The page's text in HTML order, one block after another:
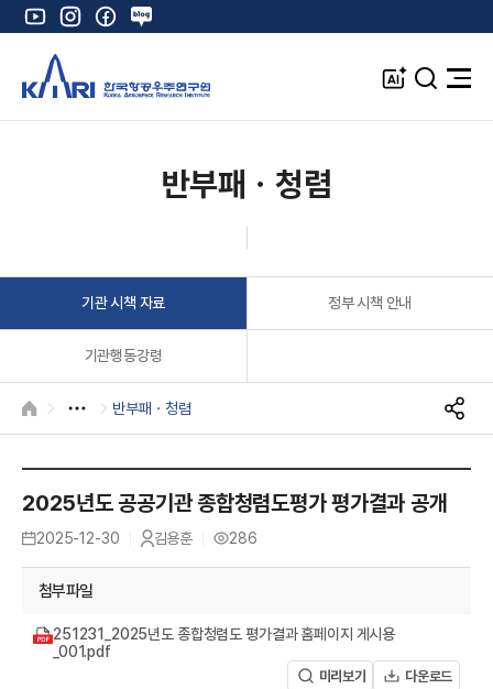
유
튜
인
스
타
그
램
페
이
북
네
이
블
로
K
A
A
검
전
반부패ㆍ청렴
기관 시책 자료 정부 시책 안내
기관행동강령
HOME 반부패ㆍ청렴
S
N
2025년도 공공기관 종합청렴도평가 평가결과 공개
등
록
2025-12-30
작
성
김용훈
조
회
286
첨부파일
251231_2025년도 종합청렴도 평가결과 홈페이지 게시용
_001.pdf
미리보기 다운로드